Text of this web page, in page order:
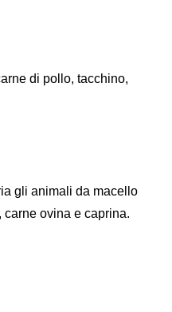
di pollo, tacchino,
gli animali da macello
, carne ovina e caprina.